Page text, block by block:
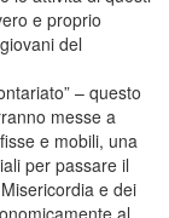
e proprio
del
– questo
messe a
e mobili, una
per passare il
e dei